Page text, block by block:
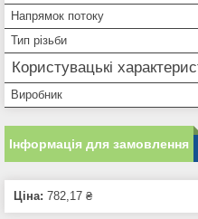
Напрямок потоку
Тип різьби
Користувацькі
Виробник
Інформація для замовлення
Ціна: 782,17 ₴